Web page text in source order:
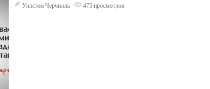
Уинстон Черчилль 475 просмотров